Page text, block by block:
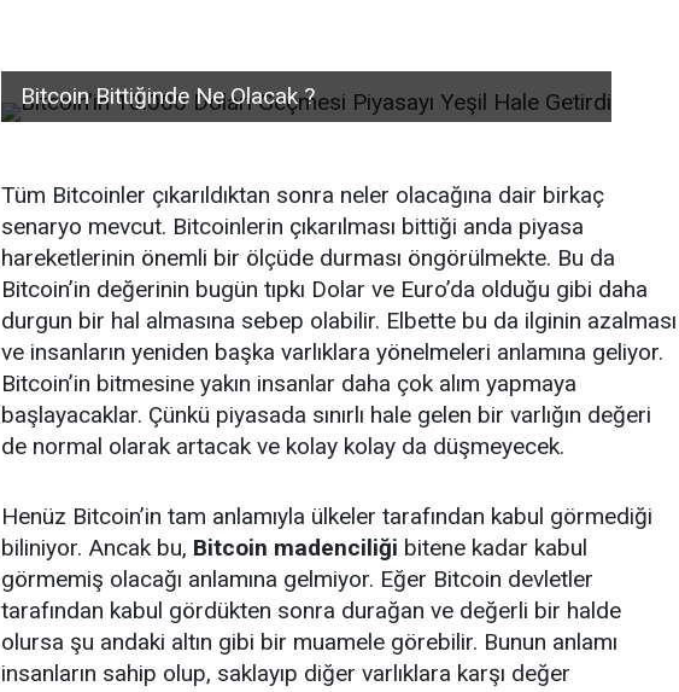
Bitcoin Bittiğinde Ne Olacak ?
Tüm Bitcoinler çıkarıldıktan sonra neler olacağına dair birkaç
senaryo mevcut. Bitcoinlerin çıkarılması bittiği anda piyasa
hareketlerinin önemli bir ölçüde durması öngörülmekte. Bu da
Bitcoin’in değerinin bugün tıpkı Dolar ve Euro’da olduğu gibi daha
durgun bir hal almasına sebep olabilir. Elbette bu da ilginin azalması
ve insanların yeniden başka varlıklara yönelmeleri anlamına geliyor.
Bitcoin’in bitmesine yakın insanlar daha çok alım yapmaya
başlayacaklar. Çünkü piyasada sınırlı hale gelen bir varlığın değeri
de normal olarak artacak ve kolay kolay da düşmeyecek.
Henüz Bitcoin’in tam anlamıyla ülkeler tarafından kabul görmediği
biliniyor. Ancak bu, Bitcoin madenciliği bitene kadar kabul
görmemiş olacağı anlamına gelmiyor. Eğer Bitcoin devletler
tarafından kabul gördükten sonra durağan ve değerli bir halde
olursa şu andaki altın gibi bir muamele görebilir. Bunun anlamı
insanların sahip olup, saklayıp diğer varlıklara karşı değer